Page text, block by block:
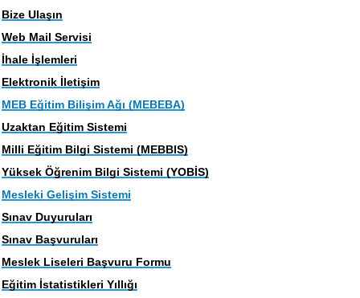
Bize Ulaşın
Web Mail Servisi
İhale İşlemleri
Elektronik İletişim
MEB Eğitim Bilişim Ağı (MEBEBA)
Uzaktan Eğitim Sistemi
Milli Eğitim Bilgi Sistemi (MEBBIS)
Yüksek Öğrenim Bilgi Sistemi (YOBİS)
Mesleki Gelişim Sistemi
Sınav Duyuruları
Sınav Başvuruları
Meslek Liseleri Başvuru Formu
Eğitim İstatistikleri Yıllığı